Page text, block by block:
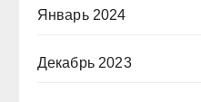
Январь 2024
Декабрь 2023